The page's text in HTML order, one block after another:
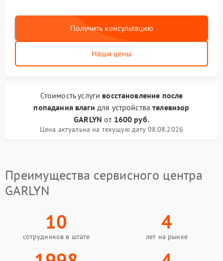
Получить консультацию
Наши цены
Стоимость услуги восстановление после
попадания влаги для устройствателевизор
GARLYN от 1600 руб.
Цена актуальна на текущую дату 08.08.2026
Преимущества сервисного центра
GARLYN
10
сотрудников в штате
4
лет на рынке